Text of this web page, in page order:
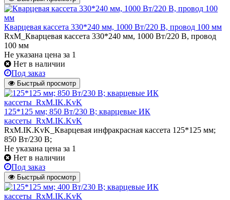
Кварцевая кассета 330*240 мм, 1000 Вт/220 В, провод 100 мм
RxM_Кварцевая кассета 330*240 мм, 1000 Вт/220 В, провод
100 мм
Не указана цена за 1
Нет в наличии
Под заказ
Быстрый просмотр
125*125 мм; 850 Вт/230 В; кварцевые ИК
кассеты_RxM.IK.KvK
RxM.IK.KvK_Кварцевая инфракрасная кассета 125*125 мм;
850 Вт/230 В;
Не указана цена за 1
Нет в наличии
Под заказ
Быстрый просмотр